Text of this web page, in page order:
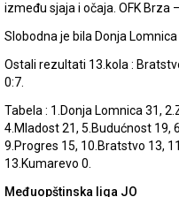
između sjaja i očaja. OFK Brza
Slobodna je bila Donja Lomnica
Ostali rezultati 13.kola :
0:7.
Tabela : 1.Donja Lomnica 31,
4.Mladost 21, 5.Budućnost 19,
9.Progres 15, 10.Bratstvo 13,
13.Kumarevo 0.
Međuopštinska liga JO